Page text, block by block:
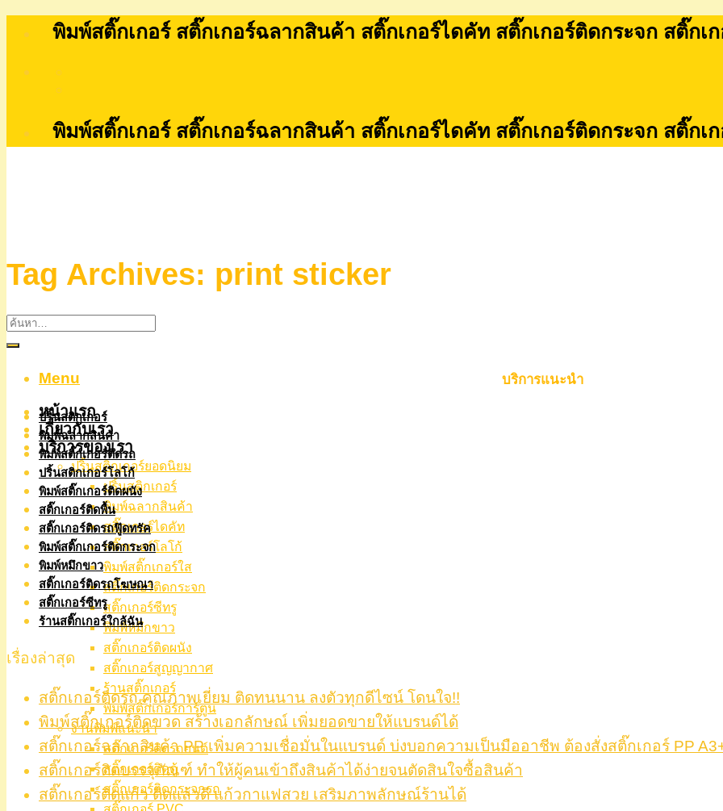
พิมพ์สติ๊กเกอร์ สติ๊กเกอร์ฉลากสินค้า สติ๊กเกอร์ไดคัท สติ๊กเกอร์ติดกระจก สติ๊กเ
พิมพ์สติ๊กเกอร์ สติ๊กเกอร์ฉลากสินค้า สติ๊กเกอร์ไดคัท สติ๊กเกอร์ติดกระจก สติ๊กเ
Menu
หน้าแรก
เกี่ยวกับเรา
บริการของเรา
ปริ้นสติกเกอร์ยอดนิยม
ปริ้นสติกเกอร์
พิมพ์ฉลากสินค้า
สติ๊กเกอร์ไดคัท
สติ๊กเกอร์โลโก้
พิมพ์สติ๊กเกอร์ใส
สติ๊กเกอร์ติดกระจก
สติ๊กเกอร์ซีทรู
พิมพ์หมึกขาว
สติ๊กเกอร์ติดผนัง
สติ๊กเกอร์สูญญากาศ
ร้านสติ๊กเกอร์
พิมพ์สติ๊กเกอร์การ์ตูน
งานพิมพ์แนะนำ
สติ๊กเกอร์ติดรถยนต์
สติ๊กเกอร์ติดตู้
สติ๊กเกอร์ติดกระจกรถ
Tag Archives: print sticker
บริการแนะนำ
ปริ้นสติกเกอร์
พิมพ์ฉลากสินค้า
พิมพ์สติ๊กเกอร์ติดรถ
ปริ้นสติกเกอร์โลโก้
พิมพ์สติ๊กเกอร์ติดผนัง
สติ๊กเกอร์ติดพื้น
สติ๊กเกอร์ติดรถฟู๊ดทรัค
พิมพ์สติ๊กเกอร์ติดกระจก
พิมพ์หมึกขาว
สติ๊กเกอร์ติดรถโฆษณา
สติ๊กเกอร์ซีทรู
ร้านสติ๊กเกอร์ใกล้ฉัน
เรื่องล่าสุด
สติ๊กเกอร์ติดรถ คุณภาพเยี่ยม ติดทนนาน ลงตัวทุกดีไซน์ โดนใจ!!
พิมพ์สติ๊กเกอร์ติดขวด สร้างเอกลักษณ์ เพิ่มยอดขายให้แบรนด์ได้
สติ๊กเกอร์ฉลากสินค้า PP เพิ่มความเชื่อมั่นในแบรนด์ บ่งบอกความเป็นมืออาชีพ ต้องสั่งสติ๊กเกอร์ PP
สติ๊กเกอร์ติดบรรจุภัณฑ์ ทำให้ผู้คนเข้าถึงสินค้าได้ง่ายจนตัดสินใจซื้อสินค้า
สติ๊กเกอร์ติดแก้ว ติดแล้วดี แก้วกาแฟสวย เสริมภาพลักษณ์ร้านได้